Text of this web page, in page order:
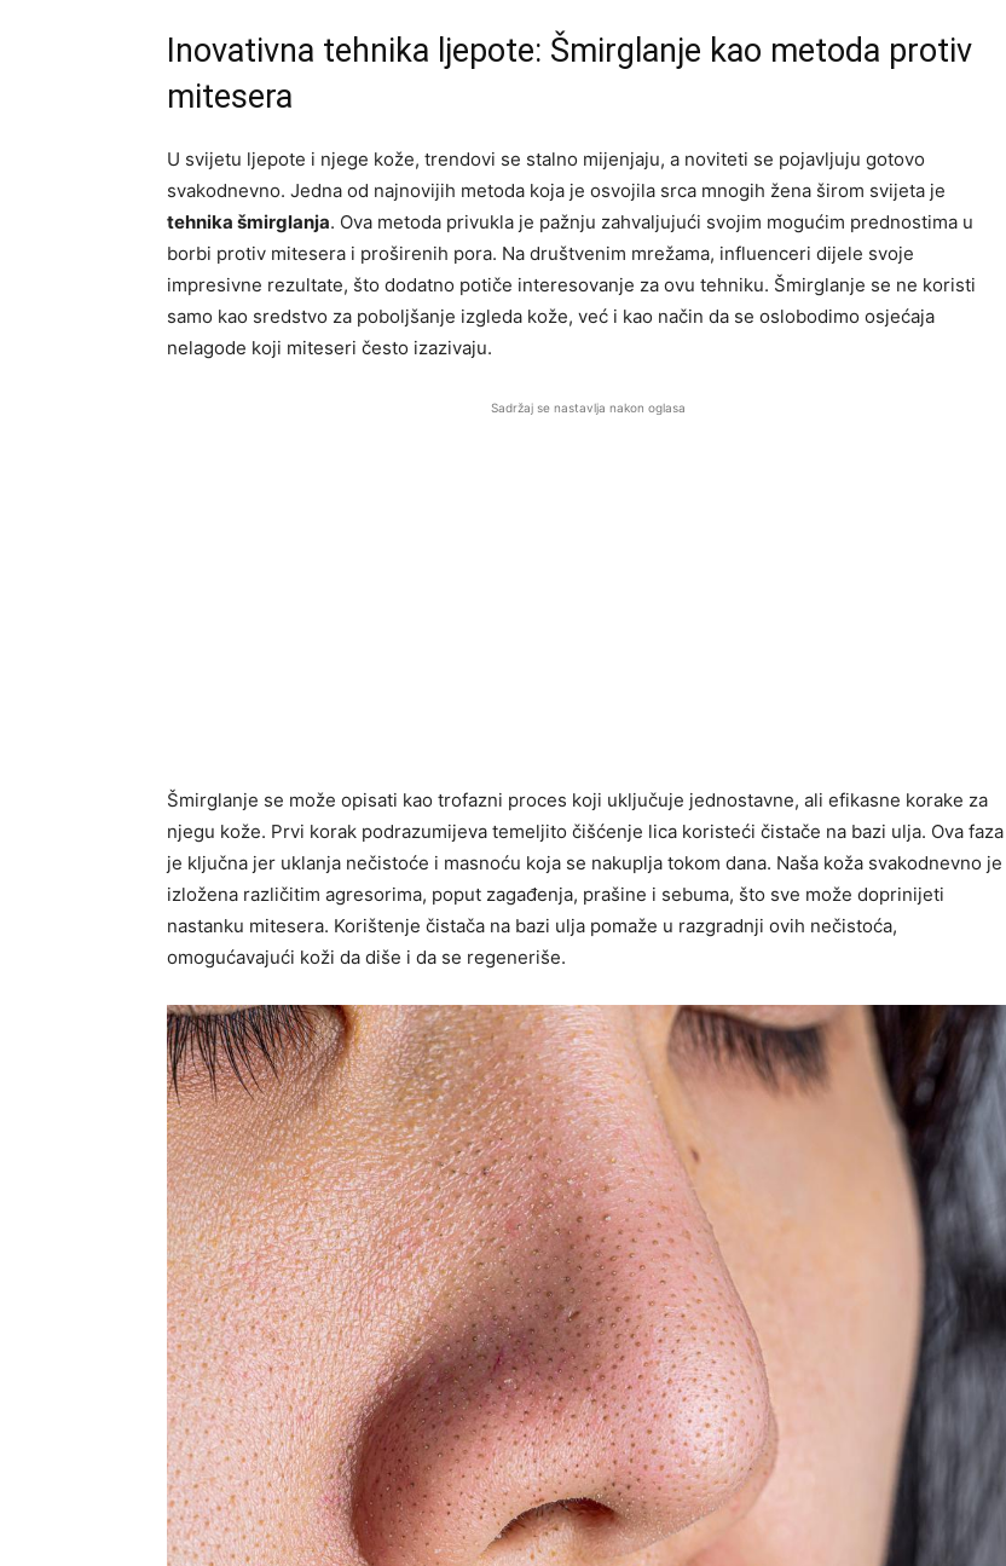
Inovativna tehnika ljepote: Šmirglanje kao metoda protiv
mitesera
U svijetu ljepote i njege kože, trendovi se stalno mijenjaju, a noviteti se pojavljuju gotovo
svakodnevno. Jedna od najnovijih metoda koja je osvojila srca mnogih žena širom svijeta je
tehnika šmirglanja. Ova metoda privukla je pažnju zahvaljujući svojim mogućim prednostima u
borbi protiv mitesera i proširenih pora. Na društvenim mrežama, influenceri dijele svoje
impresivne rezultate, što dodatno potiče interesovanje za ovu tehniku. Šmirglanje se ne koristi
samo kao sredstvo za poboljšanje izgleda kože, već i kao način da se oslobodimo osjećaja
nelagode koji miteseri često izazivaju.
Sadržaj se nastavlja nakon oglasa
Šmirglanje se može opisati kao trofazni proces koji uključuje jednostavne, ali efikasne korake za
njegu kože. Prvi korak podrazumijeva temeljito čišćenje lica koristeći čistače na bazi ulja. Ova faza
je ključna jer uklanja nečistoće i masnoću koja se nakuplja tokom dana. Naša koža svakodnevno je
izložena različitim agresorima, poput zagađenja, prašine i sebuma, što sve može doprinijeti
nastanku mitesera. Korištenje čistača na bazi ulja pomaže u razgradnji ovih nečistoća,
omogućavajući koži da diše i da se regeneriše.